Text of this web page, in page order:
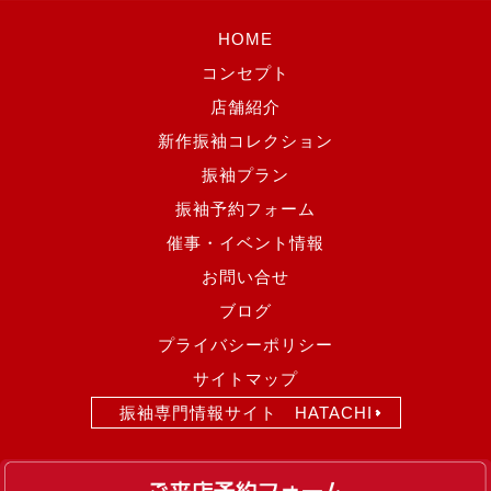
HOME
コンセプト
店舗紹介
新作振袖コレクション
振袖プラン
振袖予約フォーム
催事・イベント情報
お問い合せ
ブログ
プライバシーポリシー
サイトマップ
振袖専門情報サイト HATACHI
2017 みはし沼田店 . All rights reserved.